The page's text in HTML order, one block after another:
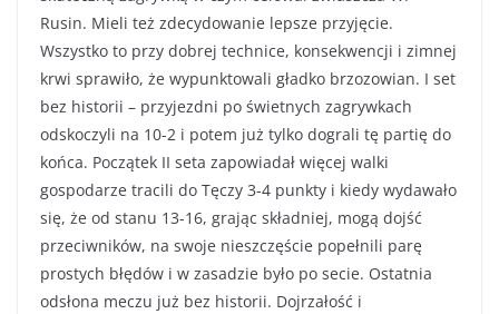
Rusin. Mieli też zdecydowanie lepsze przyjęcie.
Wszystko to przy dobrej technice, konsekwencji i zimnej
krwi sprawiło, że wypunktowali gładko brzozowian. I set
bez historii – przyjezdni po świetnych zagrywkach
odskoczyli na 10-2 i potem już tylko dograli tę partię do
końca. Początek II seta zapowiadał więcej walki
gospodarze tracili do Tęczy 3-4 punkty i kiedy wydawało
się, że od stanu 13-16, grając składniej, mogą dojść
przeciwników, na swoje nieszczęście popełnili parę
prostych błędów i w zasadzie było po secie. Ostatnia
odsłona meczu już bez historii. Dojrzałość i